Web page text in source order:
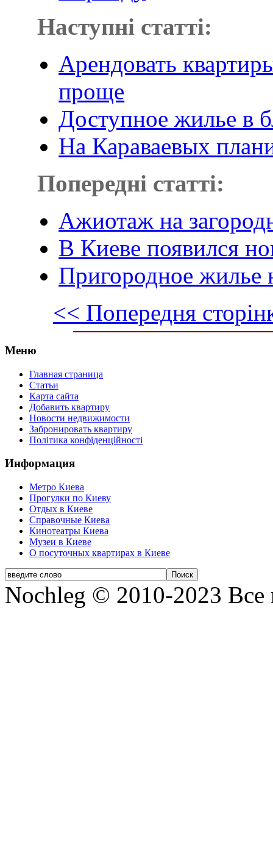
Наступні статті:
Арендовать
проще
Доступное жилье в
На Караваевых
Попередні статті:
Ажиотаж на
В Киеве появился
Пригородное жилье
<< Попередня
Меню
Главная страница
Статьи
Карта сайта
Добавить квартиру
Новости недвижимости
Забронировать квартиру
Політика конфіденційності
Информация
Метро Киева
Прогулки по Киеву
Отдых в Киеве
Справочные Киева
Кинотеатры Киева
Музеи в Киеве
О посуточных квартирах в Киеве
Nochleg © 2010-2023